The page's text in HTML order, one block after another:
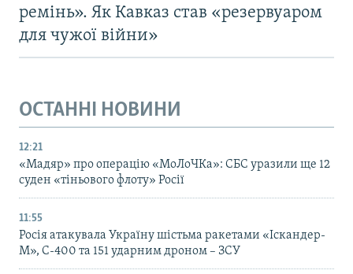
ремінь». Як Кавказ став «резервуаром
для чужої війни»
ОСТАННІ НОВИНИ
12:21
«Мадяр» про операцію «МоЛоЧКа»: СБС уразили ще 12
суден «тіньового флоту» Росії
11:55
Росія атакувала Україну шістьма ракетами «Іскандер-
М», С-400 та 151 ударним дроном – ЗСУ